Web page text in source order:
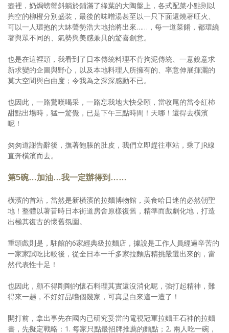
壺裡，奶焗螃蟹斜躺於鋪滿了綠葉的大陶盤上，各式配菜小點則以
掏空的柳橙分別盛裝，最後的味噌湯甚至以一只下面還燒著旺火、
可以一人環抱的大缽聲勢浩大地抬將出來……，每一道菜餚，都環繞
著與眾不同的、氣勢與美感兼具的驚喜創意。
也是在這裡頭，我看到了日本傳統料理不肯拘泥傳統、一意銳意求
新求變的企圖與野心，以及本地料理人所擁有的、率意伸展揮灑的
莫大空間與自由度；令我為之深深感動不已。
也因此，一路驚嘆喝采，一路忘我地大快朵頤，當收尾的當令紅柿
甜點出場時，猛一驚覺，已是下午三點時間！天哪！還得去橫濱
呢！
匆匆道謝告辭後，撫著飽脹的肚皮，我們立即趕往車站，乘了JR線
直奔橫濱而去。
第5碗…加油…我一定辦得到……
橫濱的首站，當然是新橫濱的拉麵博物館，美食哈日迷的必然朝聖
地！整體以著昔時日本街道房舍原樣復舊，精準而戲劇化地，打造
出極其復古的懷舊氛圍。
重頭戲則是，駐館的6家經典級拉麵店，據說是工作人員經過辛苦的
一家家試吃比較後，從全日本一千多家拉麵店精挑嚴選出來的，當
然代表性十足！
也因此，顧不得剛剛的懷石料理其實還沒消化呢，強打起精神，難
得來一趟，不好好品嚐個幾家，可真是白來這一遭了！
開打前，拿出事先在國內已研究妥當的電視冠軍拉麵王石神的拉麵
書，先擬定戰略：1. 每家只點最招牌推薦的麵點；2. 兩人吃一碗，